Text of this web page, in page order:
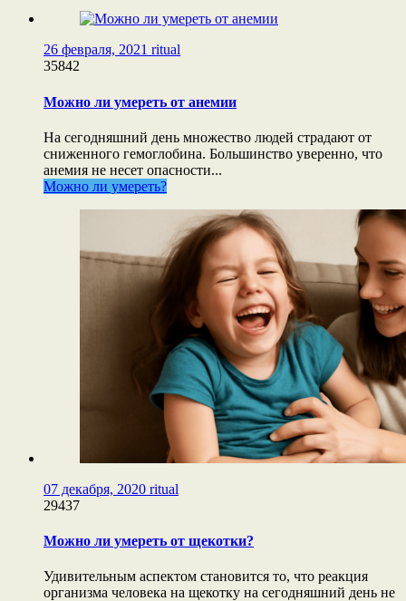
26 февраля, 2021 ritual
35842
Можно ли умереть от анемии
На сегодняшний день множество людей страдают от
сниженного гемоглобина. Большинство уверенно, что
анемия не несет опасности...
Можно ли умереть?
07 декабря, 2020 ritual
29437
Можно ли умереть от щекотки?
Удивительным аспектом становится то, что реакция
организма человека на щекотку на сегодняшний день не